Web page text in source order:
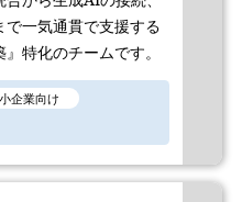
で一気通貫で支援する
』特化のチームです。
企業向け